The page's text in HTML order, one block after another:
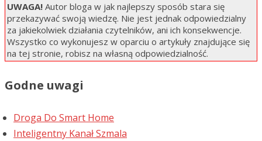
UWAGA! Autor bloga w jak najlepszy sposób stara się
przekazywać swoją wiedzę. Nie jest jednak odpowiedzialny
za jakiekolwiek działania czytelników, ani ich konsekwencje.
Wszystko co wykonujesz w oparciu o artykuły znajdujące się
na tej stronie, robisz na własną odpowiedzialność.
Godne uwagi
Droga Do Smart Home
Inteligentny Kanał Szmala